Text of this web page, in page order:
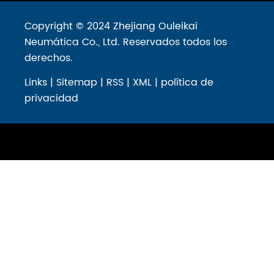
Copyright © 2024 Zhejiang Ouleikai
Neumática Co., Ltd. Reservados todos los
derechos.
Links | Sitemap | RSS | XML | política de
privacidad